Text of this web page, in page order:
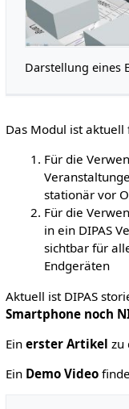
Darstellung eines
Das Modul ist
Für die
stationär vor
Für die
in ein DIPAS
sichtbar für
Endgeräten
Aktuell ist DIPAS
Smartphone noch
Ein erster Artikel zu
Ein Demo Video